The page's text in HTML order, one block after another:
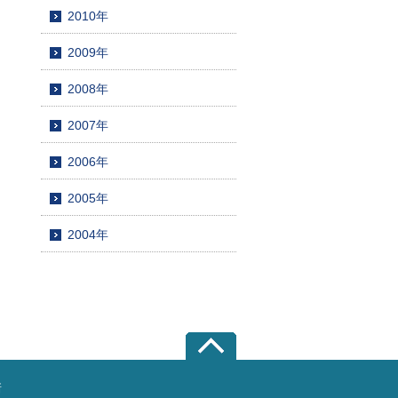
2010年
2009年
2008年
2007年
2006年
2005年
2004年